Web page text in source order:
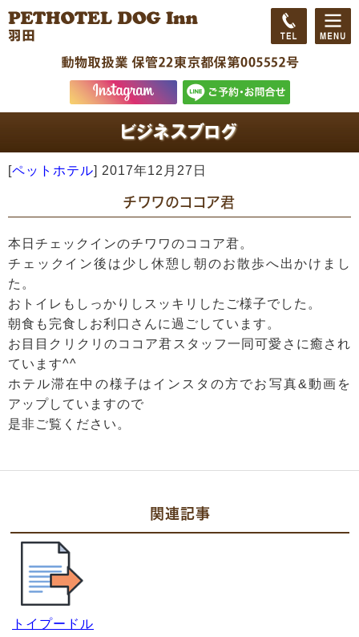
[ペットホテル] 2017年12月27日
チワワのココア君
本日チェックインのチワワのココア君。
チェックイン後は少し休憩し朝のお散歩へ出かけまし
た。
おトイレもしっかりしスッキリしたご様子でした。
朝食も完食しお利口さんに過ごしています。
お目目クリクリのココア君スタッフ一同可愛さに癒され
ています^^
ホテル滞在中の様子はインスタの方でお写真&動画を
アップしていますので
是非ご覧ください。
関連記事
トイプードル